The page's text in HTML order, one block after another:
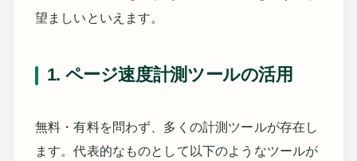
望ましいといえます。
1. ページ速度計測ツールの活用
無料・有料を問わず、多くの計測ツールが存在し
ます。代表的なものとして以下のようなツールが